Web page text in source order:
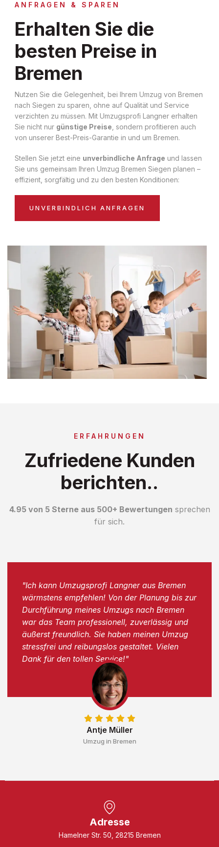
ANFRAGEN & SPAREN
Erhalten Sie die
besten Preise in
Bremen
Nutzen Sie die Gelegenheit, bei Ihrem Umzug von Bremen
nach Siegen zu sparen, ohne auf Qualität und Service
verzichten zu müssen. Mit Umzugsprofi Langner erhalten
Sie nicht nur günstige Preise , sondern profitieren auch
von unserer Best-Preis-Garantie in und um Bremen.
Stellen Sie jetzt eine unverbindliche Anfrage und lassen
Sie uns gemeinsam Ihren Umzug Bremen Siegen planen –
effizient, sorgfältig und zu den besten Konditionen:
UNVERBINDLICH ANFRAGEN
ERFAHRUNGEN
Zufriedene Kunden
berichten..
4.95 von 5 Sterne aus 500+ Bewertungen sprechen
für sich.
Antje Müller
Umzug in Bremen
"Ich kann Umzugsprofi Langner aus Bremen
wärmstens empfehlen! Von der Planung bis zur
Durchführung meines Umzugs nach Bremen
war das Team professionell, zuverlässig und
äußerst freundlich. Sie haben meinen Umzug
stressfrei und reibungslos gestaltet. Vielen
Dank für den tollen Service!"
Adresse
Hamelner Str. 50, 28215 Bremen